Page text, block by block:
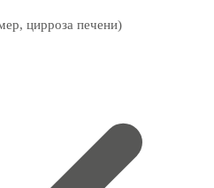
цирроза печени)